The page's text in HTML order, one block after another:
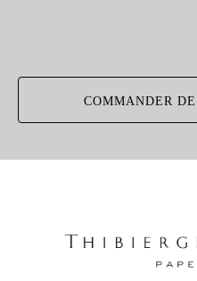
COMMANDER